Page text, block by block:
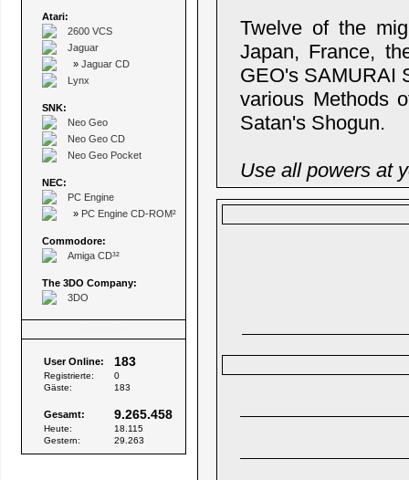
Atari:
2600 VCS
Jaguar
» Jaguar CD
Lynx
SNK:
Neo Geo
Neo Geo CD
Neo Geo Pocket
NEC:
PC Engine
» PC Engine CD-ROM²
Commodore:
Amiga CD³²
The 3DO Company:
3DO
User Online: 183
Registrierte:
0
Gäste:
183
Gesamt: 9.265.458
Heute:
18.115
Gestern:
29.263
Twelve of the
Japan, France,
GEO's SAMURAI
various Methods
Satan's Shogun.
Use all powers at